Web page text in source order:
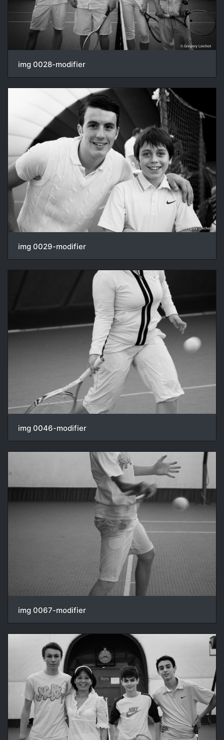
img 0028-modifier
img 0029-modifier
img 0046-modifier
img 0067-modifier